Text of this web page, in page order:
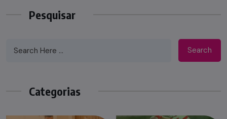
Pesquisar
Search
Categorias